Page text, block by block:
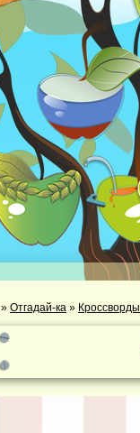
» Отгадай-ка » Кроссворды